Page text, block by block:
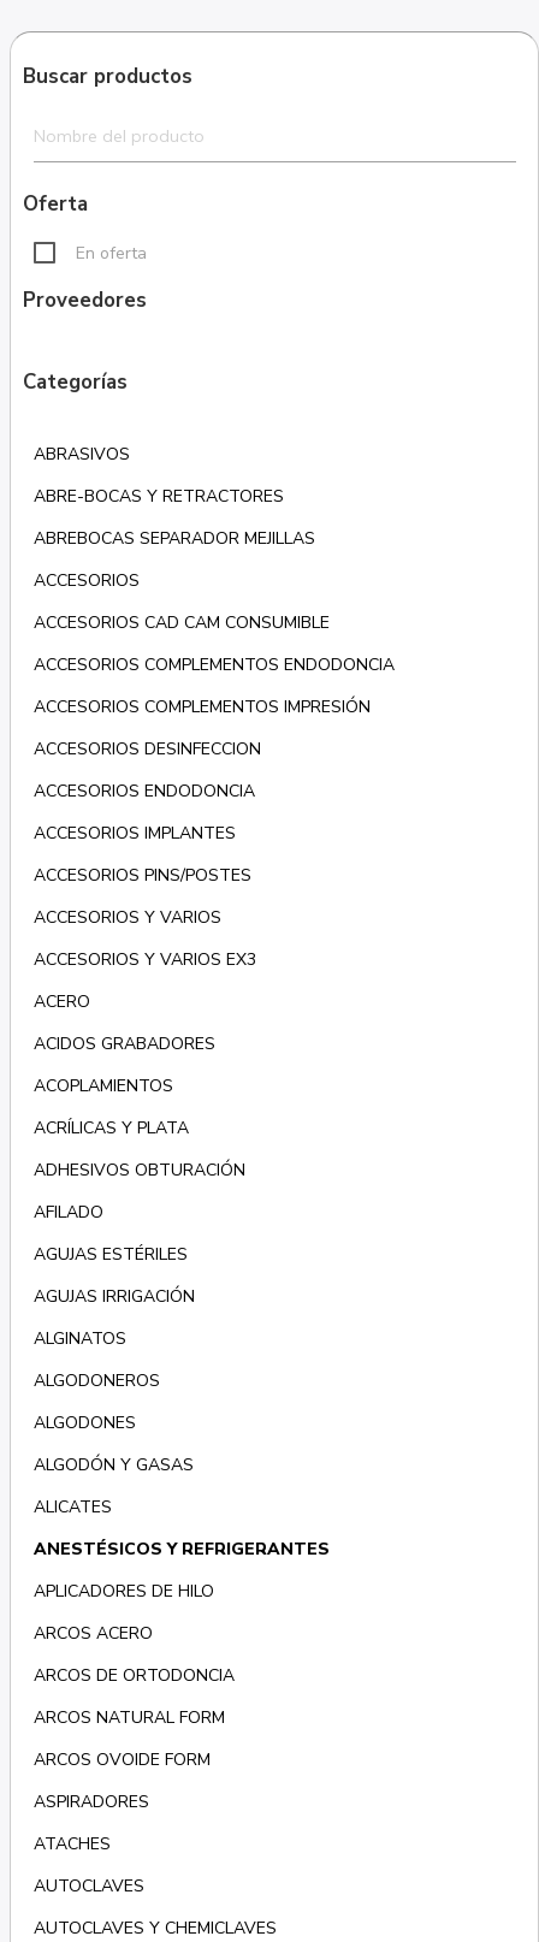
Buscar productos
Oferta
En oferta
Proveedores
Categorías
ABRASIVOS
ABRE-BOCAS Y RETRACTORES
ABREBOCAS SEPARADOR MEJILLAS
ACCESORIOS
ACCESORIOS CAD CAM CONSUMIBLE
ACCESORIOS COMPLEMENTOS ENDODONCIA
ACCESORIOS COMPLEMENTOS IMPRESIÓN
ACCESORIOS DESINFECCION
ACCESORIOS ENDODONCIA
ACCESORIOS IMPLANTES
ACCESORIOS PINS/POSTES
ACCESORIOS Y VARIOS
ACCESORIOS Y VARIOS EX3
ACERO
ACIDOS GRABADORES
ACOPLAMIENTOS
ACRÍLICAS Y PLATA
ADHESIVOS OBTURACIÓN
AFILADO
AGUJAS ESTÉRILES
AGUJAS IRRIGACIÓN
ALGINATOS
ALGODONEROS
ALGODONES
ALGODÓN Y GASAS
ALICATES
ANESTÉSICOS Y REFRIGERANTES
APLICADORES DE HILO
ARCOS ACERO
ARCOS DE ORTODONCIA
ARCOS NATURAL FORM
ARCOS OVOIDE FORM
ASPIRADORES
ATACHES
AUTOCLAVES
AUTOCLAVES Y CHEMICLAVES